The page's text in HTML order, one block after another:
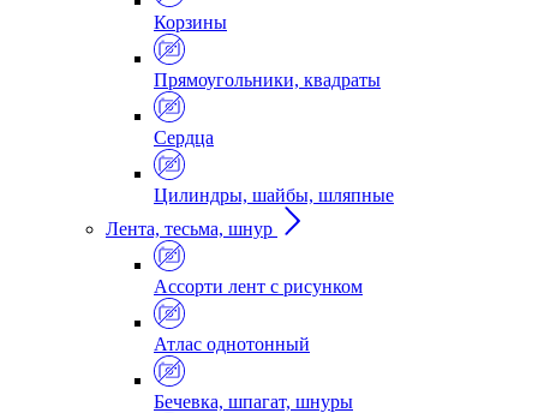
Корзины
Прямоугольники, квадраты
Сердца
Цилиндры, шайбы, шляпные
Лента, тесьма, шнур
Ассорти лент с рисунком
Атлас однотонный
Бечевка, шпагат, шнуры